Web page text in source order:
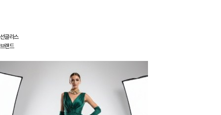
선글라스
브랜드